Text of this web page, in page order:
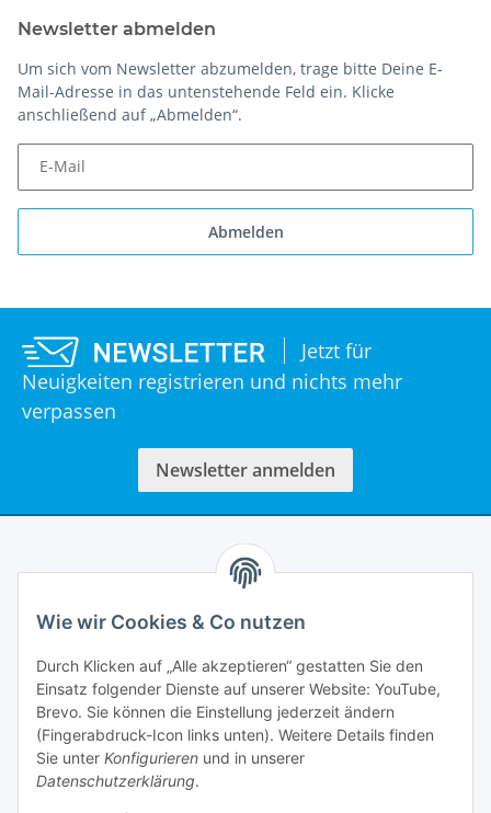
Newsletter abmelden
Um sich vom Newsletter abzumelden, trage bitte Deine E-
Mail-Adresse in das untenstehende Feld ein. Klicke
anschließend auf „Abmelden“.
E-Mail
Abmelden
Jetzt für
Neuigkeiten registrieren und nichts mehr
verpassen
Newsletter anmelden
Informationen
Mein Account
Wie wir Cookies & Co nutzen
Durch Klicken auf „Alle akzeptieren“ gestatten Sie den
Einsatz folgender Dienste auf unserer Website: YouTube,
Brevo. Sie können die Einstellung jederzeit ändern
(Fingerabdruck-Icon links unten). Weitere Details finden
Sie unter Konfigurieren und in unserer
Datenschutzerklärung.